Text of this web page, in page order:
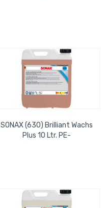
SONAX (630) Brilliant Wachs
Plus 10 Ltr. PE-